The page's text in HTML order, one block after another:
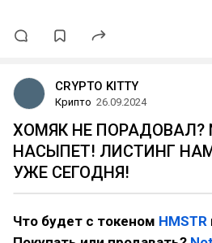
CRYPTO KITTY
Крипто 26.09.2024
ХОМЯК НЕ ПОРАДОВАЛ?
НАСЫПЕТ! ЛИСТИНГ
УЖЕ СЕГОДНЯ!
Что будет с токеном HMSTR